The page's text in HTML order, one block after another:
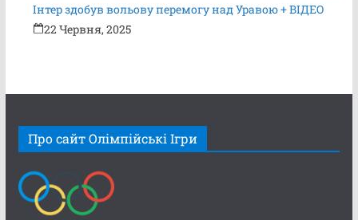
Інтер здобув вольову перемогу над Уравою + ВІДЕО
22 Червня, 2025
Про сайт Олімпійські Ігри